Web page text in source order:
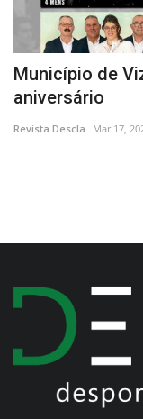
Município de
aniversário
Revista Descla Mar 17,